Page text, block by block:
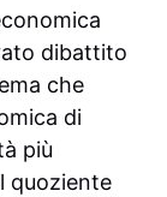
dibattito
che
di
più
quoziente